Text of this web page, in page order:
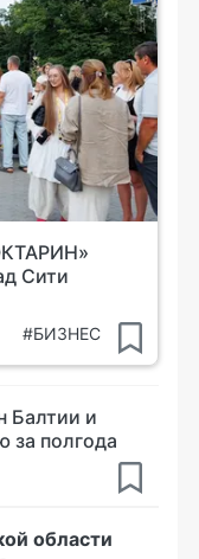
Сити
#БИЗНЕС
Балтии и
за полгода
области